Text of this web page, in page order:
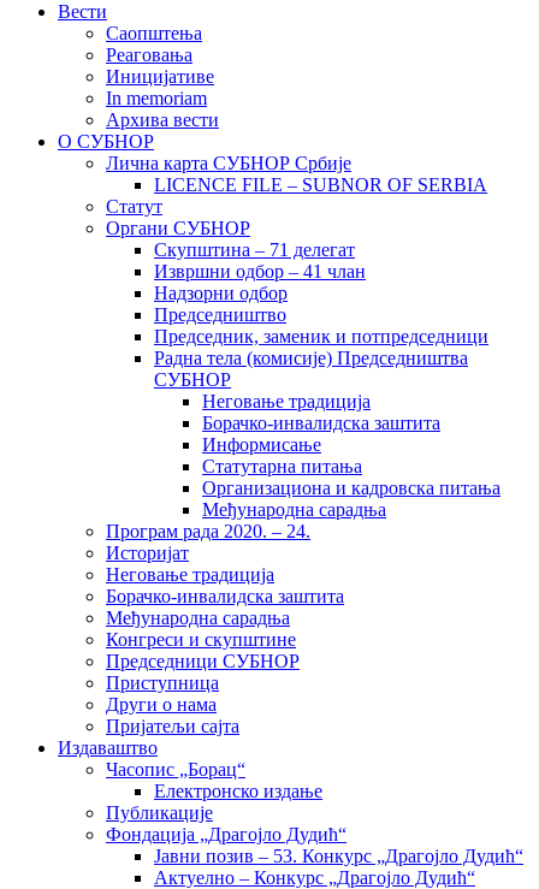
Вести
Саопштења
Реаговања
Иницијативе
In memoriam
Архива вести
О СУБНОР
Лична карта СУБНОР Србије
LICENCE FILE – SUBNOR OF SERBIA
Статут
Органи СУБНОР
Скупштина – 71 делегат
Извршни одбор – 41 члан
Надзорни одбор
Председништво
Председник, заменик и потпредседници
Радна тела (комисије) Председништва
СУБНОР
Неговање традиција
Борачко-инвалидска заштита
Информисање
Статутарна питања
Организациона и кадровска питања
Међународна сарадња
Програм рада 2020. – 24.
Историјат
Неговање традиција
Борачко-инвалидска заштита
Међународна сарадња
Конгреси и скупштине
Председници СУБНОР
Приступница
Други о нама
Пријатељи сајта
Издаваштво
Часопис „Борац“
Електронско издање
Публикације
Фондација „Драгојло Дудић“
Јавни позив – 53. Конкурс „Драгојло Дудић“
Актуелно – Конкурс „Драгојло Дудић“